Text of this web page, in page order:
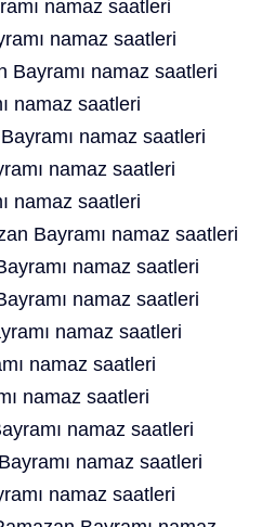
namaz saatleri
namaz saatleri
Bayramı namaz saatleri
namaz saatleri
namaz saatleri
namaz saatleri
namaz saatleri
Bayramı namaz saatleri
namaz saatleri
namaz saatleri
namaz saatleri
namaz saatleri
namaz saatleri
namaz saatleri
namaz saatleri
namaz saatleri